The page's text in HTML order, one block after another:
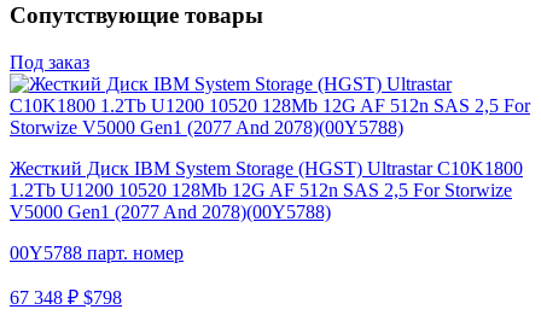
Сопутствующие товары
Под заказ
Жесткий Диск IBM System Storage (HGST) Ultrastar C10K1800
1.2Tb U1200 10520 128Mb 12G AF 512n SAS 2,5 For Storwize
V5000 Gen1 (2077 And 2078)(00Y5788)
00Y5788 парт. номер
67 348 ₽ $798